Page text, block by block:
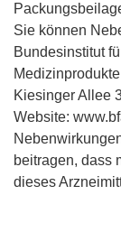
Sie können
Bundesinstitut
Kiesinger Allee
Website:
beitragen, dass
dieses